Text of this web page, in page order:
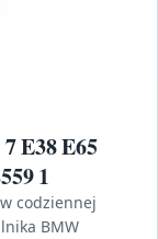
E38 E65
1
codziennej
BMW